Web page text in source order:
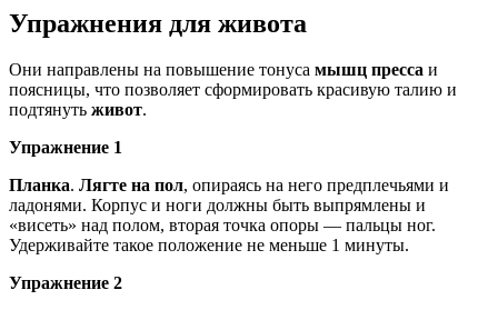
Упражнения для живота
Они направлены на повышение тонуса мышц пресса и
поясницы, что позволяет сформировать красивую талию и
подтянуть живот.
Упражнение 1
Планка. Лягте на пол, опираясь на него предплечьями и
ладонями. Корпус и ноги должны быть выпрямлены и
«висеть» над полом, вторая точка опоры — пальцы ног.
Удерживайте такое положение не меньше 1 минуты.
Упражнение 2